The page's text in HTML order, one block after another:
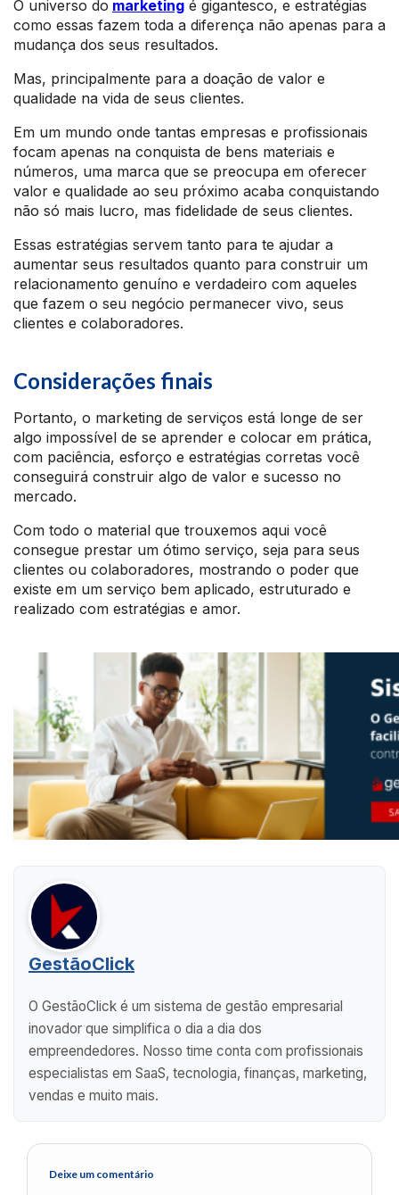
O universo do marketing é gigantesco, e estratégias
como essas fazem toda a diferença não apenas para a
mudança dos seus resultados.
Mas, principalmente para a doação de valor e
qualidade na vida de seus clientes.
Em um mundo onde tantas empresas e profissionais
focam apenas na conquista de bens materiais e
números, uma marca que se preocupa em oferecer
valor e qualidade ao seu próximo acaba conquistando
não só mais lucro, mas fidelidade de seus clientes.
Essas estratégias servem tanto para te ajudar a
aumentar seus resultados quanto para construir um
relacionamento genuíno e verdadeiro com aqueles
que fazem o seu negócio permanecer vivo, seus
clientes e colaboradores.
Considerações finais
Portanto, o marketing de serviços está longe de ser
algo impossível de se aprender e colocar em prática,
com paciência, esforço e estratégias corretas você
conseguirá construir algo de valor e sucesso no
mercado.
Com todo o material que trouxemos aqui você
consegue prestar um ótimo serviço, seja para seus
clientes ou colaboradores, mostrando o poder que
existe em um serviço bem aplicado, estruturado e
realizado com estratégias e amor.
GestãoClick
O GestãoClick é um sistema de gestão empresarial
inovador que simplifica o dia a dia dos
empreendedores. Nosso time conta com profissionais
especialistas em SaaS, tecnologia, finanças, marketing,
vendas e muito mais.
Deixe um comentário